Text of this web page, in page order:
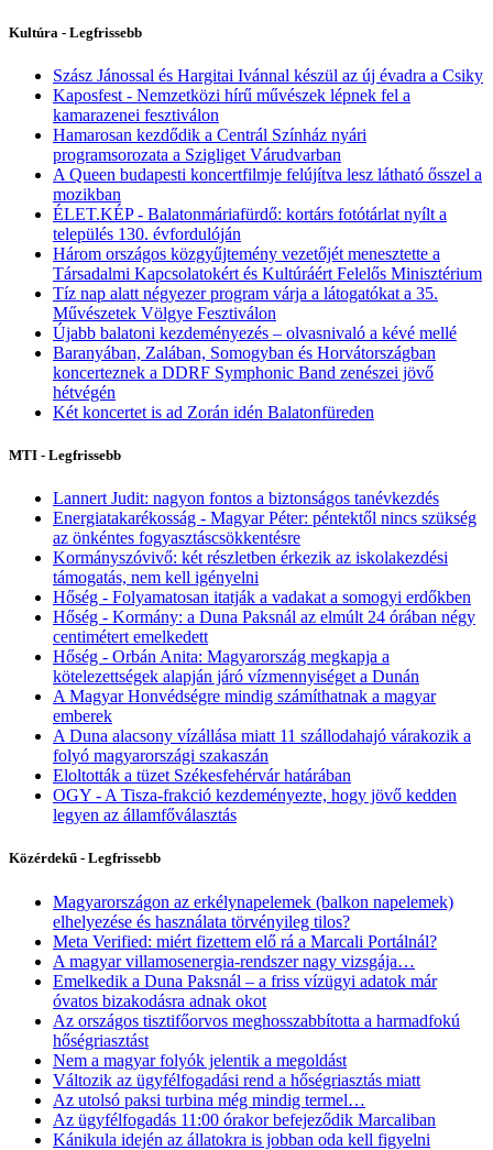
Kultúra - Legfrissebb
Szász Jánossal és Hargitai Ivánnal készül az új évadra a Csiky
Kaposfest - Nemzetközi hírű művészek lépnek fel a
kamarazenei fesztiválon
Hamarosan kezdődik a Centrál Színház nyári
programsorozata a Szigliget Várudvarban
A Queen budapesti koncertfilmje felújítva lesz látható ősszel a
mozikban
ÉLET.KÉP - Balatonmáriafürdő: kortárs fotótárlat nyílt a
település 130. évfordulóján
Három országos közgyűjtemény vezetőjét menesztette a
Társadalmi Kapcsolatokért és Kultúráért Felelős Minisztérium
Tíz nap alatt négyezer program várja a látogatókat a 35.
Művészetek Völgye Fesztiválon
Újabb balatoni kezdeményezés – olvasnivaló a kévé mellé
Baranyában, Zalában, Somogyban és Horvátországban
koncerteznek a DDRF Symphonic Band zenészei jövő
hétvégén
Két koncertet is ad Zorán idén Balatonfüreden
MTI - Legfrissebb
Lannert Judit: nagyon fontos a biztonságos tanévkezdés
Energiatakarékosság - Magyar Péter: péntektől nincs szükség
az önkéntes fogyasztáscsökkentésre
Kormányszóvivő: két részletben érkezik az iskolakezdési
támogatás, nem kell igényelni
Hőség - Folyamatosan itatják a vadakat a somogyi erdőkben
Hőség - Kormány: a Duna Paksnál az elmúlt 24 órában négy
centimétert emelkedett
Hőség - Orbán Anita: Magyarország megkapja a
kötelezettségek alapján járó vízmennyiséget a Dunán
A Magyar Honvédségre mindig számíthatnak a magyar
emberek
A Duna alacsony vízállása miatt 11 szállodahajó várakozik a
folyó magyarországi szakaszán
Eloltották a tüzet Székesfehérvár határában
OGY - A Tisza-frakció kezdeményezte, hogy jövő kedden
legyen az államfőválasztás
Közérdekű - Legfrissebb
Magyarországon az erkélynapelemek (balkon napelemek)
elhelyezése és használata törvényileg tilos?
Meta Verified: miért fizettem elő rá a Marcali Portálnál?
A magyar villamosenergia-rendszer nagy vizsgája…
Emelkedik a Duna Paksnál – a friss vízügyi adatok már
óvatos bizakodásra adnak okot
Az országos tisztifőorvos meghosszabbította a harmadfokú
hőségriasztást
Nem a magyar folyók jelentik a megoldást
Változik az ügyfélfogadási rend a hőségriasztás miatt
Az utolsó paksi turbina még mindig termel…
Az ügyfélfogadás 11:00 órakor befejeződik Marcaliban
Kánikula idején az állatokra is jobban oda kell figyelni